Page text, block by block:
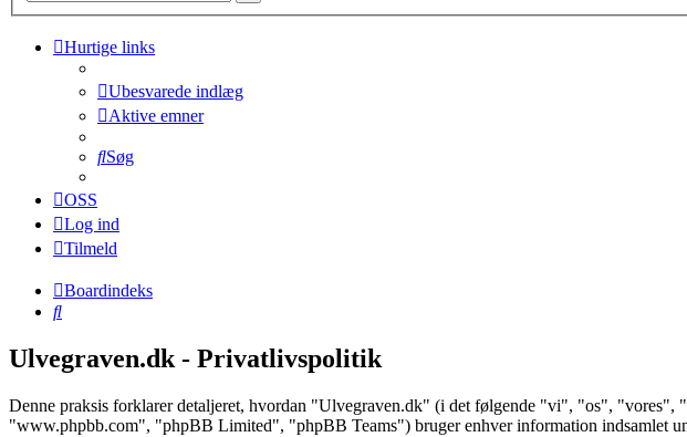
Hurtige links
Ubesvarede indlæg
Aktive emner
Søg
OSS
Log ind
Tilmeld
Boardindeks
Søg
Ulvegraven.dk - Privatlivspolitik
Denne praksis forklarer detaljeret, hvordan "Ulvegraven.dk" (i det følgende "vi", "os",
"www.phpbb.com", "phpBB Limited", "phpBB Teams") bruger enhver information indsamlet